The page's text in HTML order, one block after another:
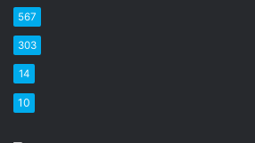
567
303
14
10